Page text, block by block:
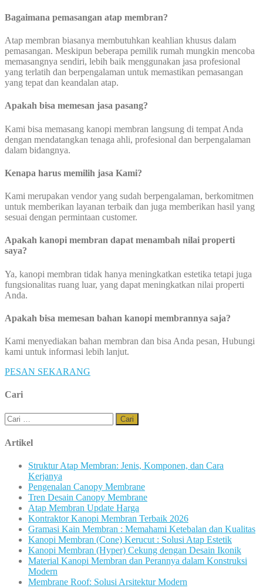
Bagaimana pemasangan atap membran?
Atap membran biasanya membutuhkan keahlian khusus dalam
pemasangan. Meskipun beberapa pemilik rumah mungkin mencoba
memasangnya sendiri, lebih baik menggunakan jasa profesional
yang terlatih dan berpengalaman untuk memastikan pemasangan
yang tepat dan keandalan atap.
Apakah bisa memesan jasa pasang?
Kami bisa memasang kanopi membran langsung di tempat Anda
dengan mendatangkan tenaga ahli, profesional dan berpengalaman
dalam bidangnya.
Kenapa harus memilih jasa Kami?
Kami merupakan vendor yang sudah berpengalaman, berkomitmen
untuk memberikan layanan terbaik dan juga memberikan hasil yang
sesuai dengan permintaan customer.
Apakah kanopi membran dapat menambah nilai properti
saya?
Ya, kanopi membran tidak hanya meningkatkan estetika tetapi juga
fungsionalitas ruang luar, yang dapat meningkatkan nilai properti
Anda.
Apakah bisa memesan bahan kanopi membrannya saja?
Kami menyediakan bahan membran dan bisa Anda pesan, Hubungi
kami untuk informasi lebih lanjut.
PESAN SEKARANG
Cari
Cari
untuk:
Artikel
Struktur Atap Membran: Jenis, Komponen, dan Cara
Kerjanya
Pengenalan Canopy Membrane
Tren Desain Canopy Membrane
Atap Membran Update Harga
Kontraktor Kanopi Membran Terbaik 2026
Gramasi Kain Membran : Memahami Ketebalan dan Kualitas
Kanopi Membran (Cone) Kerucut : Solusi Atap Estetik
Kanopi Membran (Hyper) Cekung dengan Desain Ikonik
Material Kanopi Membran dan Perannya dalam Konstruksi
Modern
Membrane Roof: Solusi Arsitektur Modern